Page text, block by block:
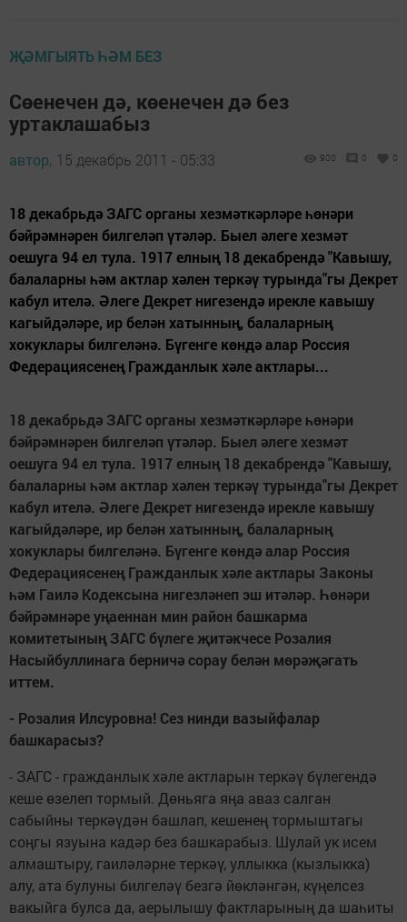
ҖӘМГЫЯТЬ ҺӘМ БЕЗ
Сөенечен дә, көенечен дә без
уртаклашабыз
автор, 15 декабрь 2011 - 05:33 900 0 0
18 декабрьдә ЗАГС органы хезмәткәрләре һөнәри
бәйрәмнәрен билгеләп үтәләр. Быел әлеге хезмәт
оешуга 94 ел тула. 1917 елның 18 декабрендә "Кавышу,
балаларны һәм актлар хәлен теркәү турында"гы Декрет
кабул ителә. Әлеге Декрет нигезендә ирекле кавышу
кагыйдәләре, ир белән хатынның, балаларның
хокуклары билгеләнә. Бүгенге көндә алар Россия
Федерациясенең Гражданлык хәле актлары...
18 декабрьдә ЗАГС органы хезмәткәрләре һөнәри
бәйрәмнәрен билгеләп үтәләр. Быел әлеге хезмәт
оешуга 94 ел тула. 1917 елның 18 декабрендә "Кавышу,
балаларны һәм актлар хәлен теркәү турында"гы Декрет
кабул ителә. Әлеге Декрет нигезендә ирекле кавышу
кагыйдәләре, ир белән хатынның, балаларның
хокуклары билгеләнә. Бүгенге көндә алар Россия
Федерациясенең Гражданлык хәле актлары Законы
һәм Гаилә Кодексына нигезләнеп эш итәләр. Һөнәри
бәйрәмнәре уңаеннан мин район башкарма
комитетының ЗАГС бүлеге җитәкчесе Розалия
Насыйбуллинага берничә сорау белән мөрәҗәгать
иттем.
- Розалия Илсуровна! Сез нинди вазыйфалар
башкарасыз?
- ЗАГС - гражданлык хәле актларын теркәү бүлегендә
кеше өзелеп тормый. Дөньяга яңа аваз салган
сабыйны теркәүдән башлап, кешенең тормыштагы
соңгы язуына кадәр без башкарабыз. Шулай ук исем
алмаштыру, гаиләләрне теркәү, уллыкка (кызлыкка)
алу, ата булуны билгеләү безгә йөкләнгән, күңелсез
вакыйга булса да, аерылышу фактларының да шаһиты